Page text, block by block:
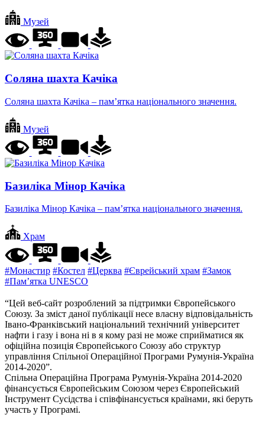
Музей
Соляна шахта Качіка
Соляна шахта Качіка – пам’ятка національного значення.
Музей
Базиліка Мінор Качіка
Базиліка Мінор Качіка – пам’ятка національного значення.
Храм
#Монастир #Костел #Церква #Єврейський храм #Замок
#Пам’ятка UNESCO
“Цей веб-сайт розроблений за підтримки Європейського
Союзу. За зміст даної публікації несе власну відповідальність
Івано-Франківський національний технічний університет
нафти і газу і вона ні в я кому разі не може сприйматися як
офіційна позиція Європейського Союзу або структур
управління Спільної Операційної Програми Румунія-Україна
2014-2020”.
Спільна Операційна Програма Румунія-Україна 2014-2020
фінансується Європейським Союзом через Європейський
Інструмент Сусідства і співфінансується країнами, які беруть
участь у Програмі.